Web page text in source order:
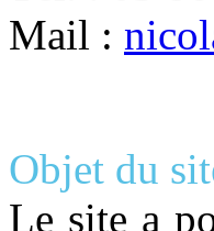
Mail :
Objet du
Le site a